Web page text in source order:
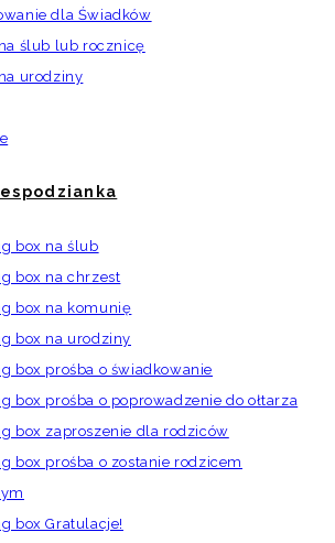
dla Świadków
ślub lub rocznicę
urodziny
box na ślub
box na chrzest
box na komunię
box na urodziny
box prośba o świadkowanie
box prośba o poprowadzenie do ołtarza
box zaproszenie dla rodziców
box prośba o zostanie rodzicem
box Gratulacje!